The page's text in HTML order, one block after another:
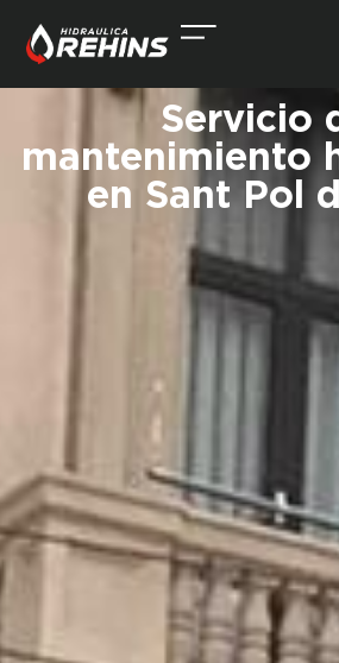
Servicio
mantenimiento
en Sant Pol